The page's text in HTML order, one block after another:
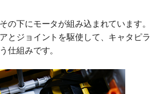
の下にモータが組み込まれています。
とジョイントを駆使して、キャタピラ
仕組みです。